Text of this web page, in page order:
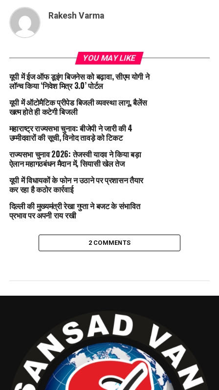
Rakesh Varma
YOU MAY LIKE
यूपी में ईज ऑफ डूइंग बिजनेस को बढ़ावा, सीएम योगी ने
लॉन्च किया ‘निवेश मित्र 3.0’ पोर्टल
यूपी में ऑटोमैटिक प्रीपेड बिजली व्यवस्था लागू, बैलेंस
खत्म होते ही कटेगी बिजली
महाराष्ट्र राज्यसभा चुनाव: बीजेपी ने जारी की 4
उम्मीदवारों की सूची, विनोद तावड़े को टिकट
राज्यसभा चुनाव 2026: तेजस्वी यादव ने किया बड़ा
ऐलान महागठबंधन मैदान में, सियासी खेल तेज
यूपी में विधायकों के फोन न उठाने पर प्रशासन तैयार
कर रहा है कठोर कार्रवाई
दिल्ली की मुख्यमंत्री रेखा गुप्ता ने बजट के संभावित
प्रभाव पर अपनी राय रखी
2 COMMENTS